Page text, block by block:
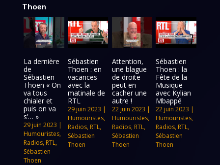
Thoen
La dernière
de
Sébastien
Thoen « On
va tous
chialer et
puis on va
s’… »
29 juin 2023 |
Humouristes,
Radios, RTL,
Sébastien
Thoen
Sébastien
Thoen : en
vacances
avec la
matinale de
RTL
29 juin 2023 |
Humouristes,
Radios, RTL,
Sébastien
Thoen
Attention,
une blague
de droite
peut en
cacher une
autre !
22 juin 2023 |
Humouristes,
Radios, RTL,
Sébastien
Thoen
Sébastien
Thoen : la
Fête de la
Musique
avec Kylian
Mbappé
22 juin 2023 |
Humouristes,
Radios, RTL,
Sébastien
Thoen